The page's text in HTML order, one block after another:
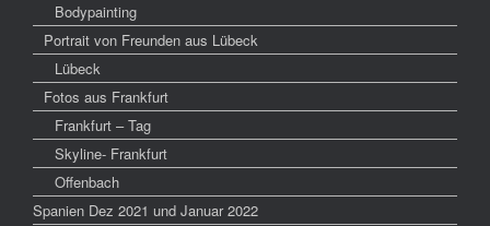
Bodypainting
Portrait von Freunden aus Lübeck
Lübeck
Fotos aus Frankfurt
Frankfurt – Tag
Skyline- Frankfurt
Offenbach
Spanien Dez 2021 und Januar 2022